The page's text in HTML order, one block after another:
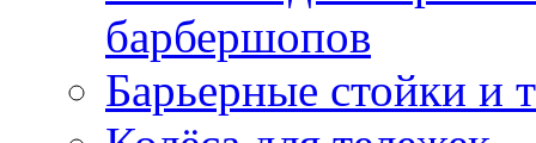
барбершопов
Барьерные стойки и